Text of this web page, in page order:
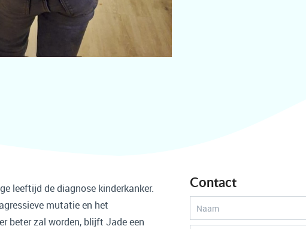
leeftijd de diagnose kinderkanker.
mutatie en het
beter zal worden, blijft Jade een
Contact